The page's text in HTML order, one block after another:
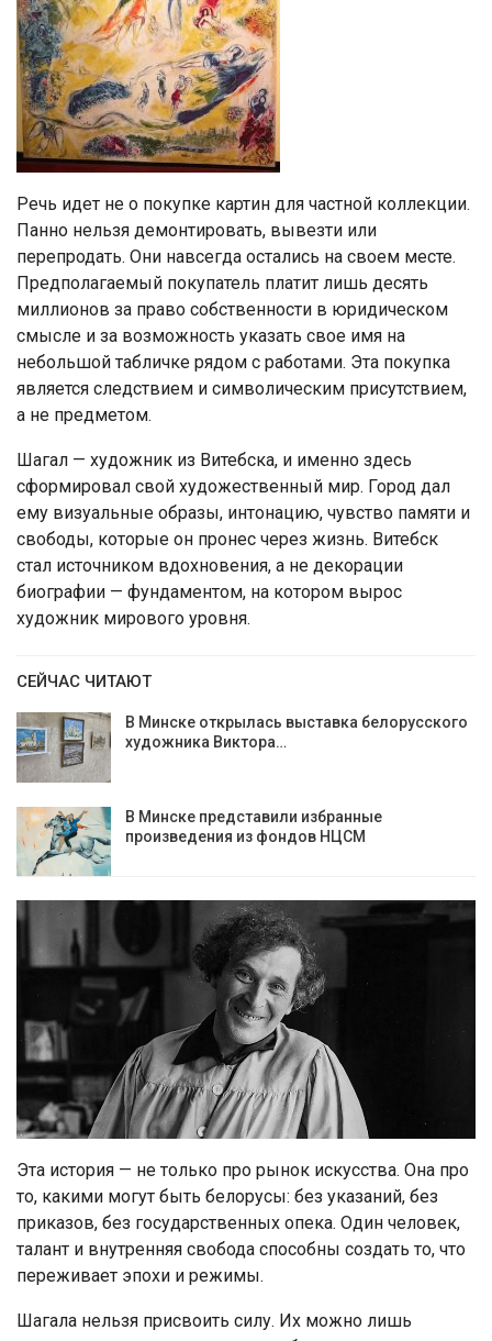
Речь идет не о покупке картин для частной коллекции.
Панно нельзя демонтировать, вывезти или
перепродать. Они навсегда остались на своем месте.
Предполагаемый покупатель платит лишь десять
миллионов за право собственности в юридическом
смысле и за возможность указать свое имя на
небольшой табличке рядом с работами. Эта покупка
является следствием и символическим присутствием,
а не предметом.
Шагал — художник из Витебска, и именно здесь
сформировал свой художественный мир. Город дал
ему визуальные образы, интонацию, чувство памяти и
свободы, которые он пронес через жизнь. Витебск
стал источником вдохновения, а не декорации
биографии — фундаментом, на котором вырос
художник мирового уровня.
СЕЙЧАС ЧИТАЮТ
В Минске открылась выставка белорусского
художника Виктора…
В Минске представили избранные
произведения из фондов НЦСМ
Эта история — не только про рынок искусства. Она про
то, какими могут быть белорусы: без указаний, без
приказов, без государственных опека. Один человек,
талант и внутренняя свобода способны создать то, что
переживает эпохи и режимы.
Шагала нельзя присвоить силу. Их можно лишь